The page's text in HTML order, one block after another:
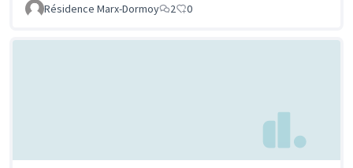
Résidence Marx-Dormoy
2 0